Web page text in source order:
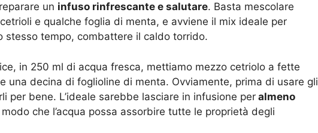
un infuso rinfrescante e salutare. Basta mescolare
e qualche foglia di menta, e avviene il mix ideale per
stesso tempo, combattere il caldo torrido.
in 250 ml di acqua fresca, mettiamo mezzo cetriolo a fette
una decina di foglioline di menta. Ovviamente, prima di usare gli
per bene. L’ideale sarebbe lasciare in infusione per almeno
che l’acqua possa assorbire tutte le proprietà degli